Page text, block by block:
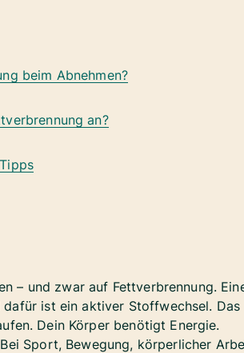
beim Abnehmen?
an?
– und zwar auf Fettverbrennung.
ist ein aktiver Stoffwechsel. Das
Dein Körper benötigt Energie.
Sport, Bewegung, körperlicher